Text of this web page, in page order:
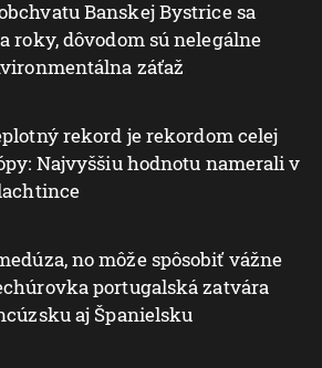
Banskej Bystrice sa
roky, dôvodom sú nelegálne
záťaž
rekord je rekordom celej
Najvyššiu hodnotu namerali v
no môže spôsobiť vážne
portugalská zatvára
aj Španielsku